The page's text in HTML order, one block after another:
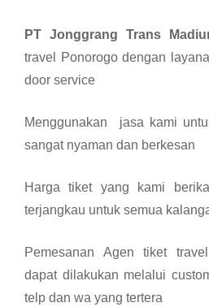
PT Jonggrang Trans
travel Ponorogo dengan
door service
Menggunakan jasa kami
sangat nyaman dan berkesan
Harga tiket yang kami
terjangkau untuk semua
Pemesanan Agen tiket
dapat dilakukan melalui
telp dan wa yang tertera